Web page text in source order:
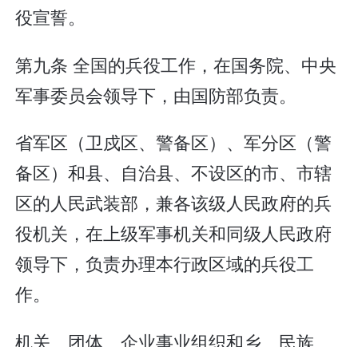
役宣誓。
第九条 全国的兵役工作，在国务院、中央
军事委员会领导下，由国防部负责。
省军区（卫戍区、警备区）、军分区（警
备区）和县、自治县、不设区的市、市辖
区的人民武装部，兼各该级人民政府的兵
役机关，在上级军事机关和同级人民政府
领导下，负责办理本行政区域的兵役工
作。
机关、团体、企业事业组织和乡、民族